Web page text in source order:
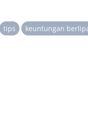
tips keuntungan